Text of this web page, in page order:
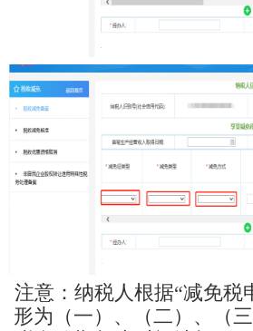
注意：纳税人根据“减免税
形为（一）、（二）、（